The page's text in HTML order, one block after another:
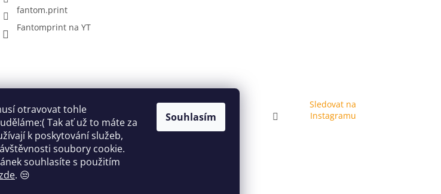
otravovat tohle
Tak ať už to máte za
k poskytování služeb,
soubory cookie.
souhlasíte s použitím
. 😒
Souhlasím
fantom.print
Fantomprint na YT
Sledovat na
Instagramu